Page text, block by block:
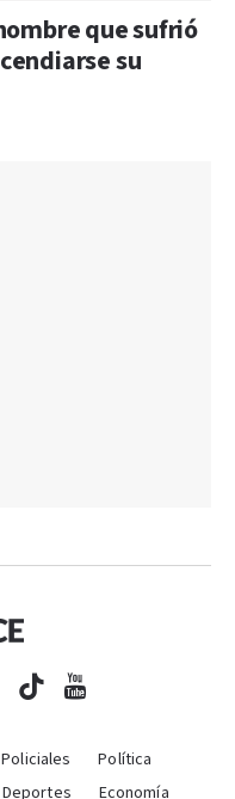
que sufrió
su
Policiales
Política
Deportes
Economía